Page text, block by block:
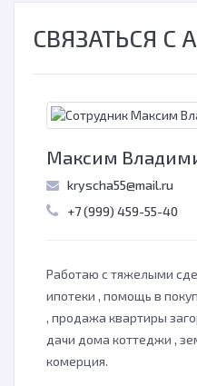
СВЯЗАТЬСЯ С
Максим
kryscha55@mail.ru
+7 (999) 459-55-40
Работаю с тяжелыми
ипотеки , помощь в
, продажа квартиры
дачи дома коттеджи ,
комерция.